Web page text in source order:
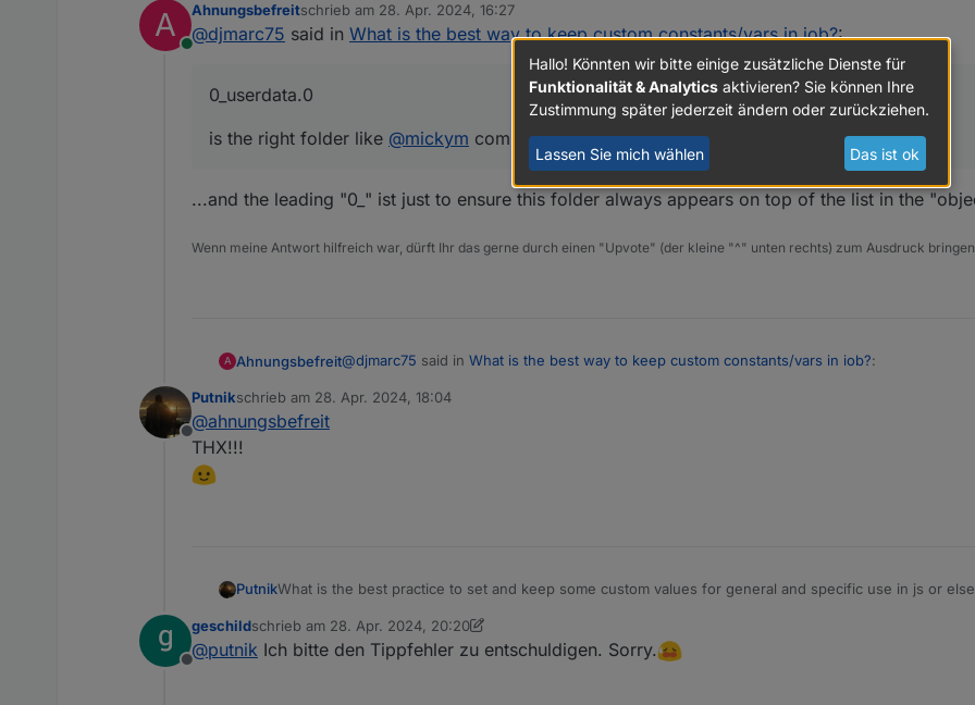
Could you clarify, what does "_0" mean in "userdata_0"?
maybe it was a mistake:
commented
A
Online
Ahnungsbefreitschrieb am 28. Apr. 2024, 16:27
zuletzt editiert von
@djmarc75 said in What is the best way to keep custom constants/vars in iob?:
0_userdata.0
is the right folder like @mickym commented
...and the leading "0_" ist just to ensure this folder always appears on top of the list in the
Wenn meine Antwort hilfreich war, dürft Ihr das gerne durch einen "Upvote" (der kleine "^" unten rechts) zum Ausdruck
A Ahnungsbefreit@djmarc75 said in What is the best way to keep custom constants/vars in iob?:
Offline
Putnikschrieb am 28. Apr. 2024, 18:04
zuletzt editiert von
@ahnungsbefreit
THX!!!
PutnikWhat is the best practice to set and keep some custom values for general and specific use in js or
For example
if I need to define general light down time "22:00", where should I place it? In Object tree, if yes,
Offline
geschildschrieb am 28. Apr. 2024, 20:20
zuletzt editiert von geschild
@putnik Ich bitte den Tippfehler zu entschuldigen. Sorry.
Hallo! Könnten wir bitte einige zusätzliche Dienste für
Funktionalität & Analytics aktivieren? Sie können Ihre
Zustimmung später jederzeit ändern oder zurückziehen.
Lassen Sie mich wählen Das ist ok